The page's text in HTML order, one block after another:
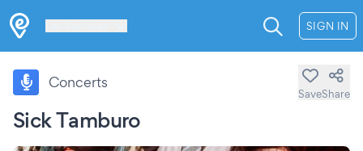
SIGN IN
Sick Tamburo
Concerts
SaveShare